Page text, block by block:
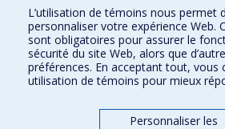
Nous trouver
Plan du site
Accessibilité
L’utilisation de témoins nous permet
personnaliser votre expérience Web.
sont obligatoires pour assurer le
sécurité du site Web, alors que
préférences. En acceptant tout, vous
utilisation de témoins pour mieux
Personnaliser les